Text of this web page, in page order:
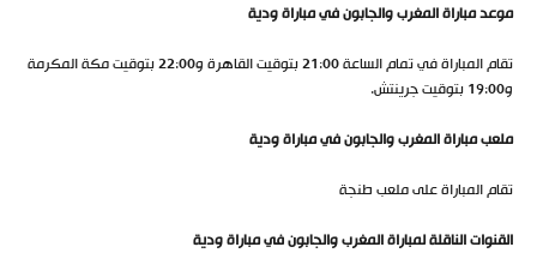
موعد مباراة المغرب والجابون في مباراة ودية
تقام المباراة في تمام الساعة 21:00 بتوقيت القاهرة و22:00 بتوقيت مكة المكرمة
و19:00 بتوقيت جرينتش.
ملعب مباراة المغرب والجابون في مباراة ودية
تقام المباراة على ملعب طنجة
القنوات الناقلة لمباراة المغرب والجابون في مباراة ودية